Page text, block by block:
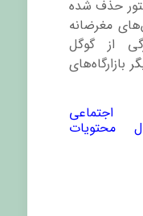
حذف شده
های مغرضانه
از گوگل
بازارگاههای
محتویات